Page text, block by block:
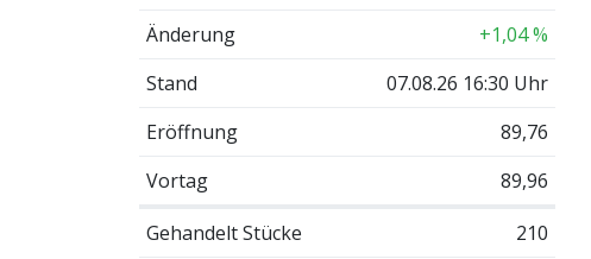
Änderung
+1,04 %
Stand
07.08.26 16:30 Uhr
Eröffnung
89,76
Vortag
89,96
Gehandelt Stücke
210